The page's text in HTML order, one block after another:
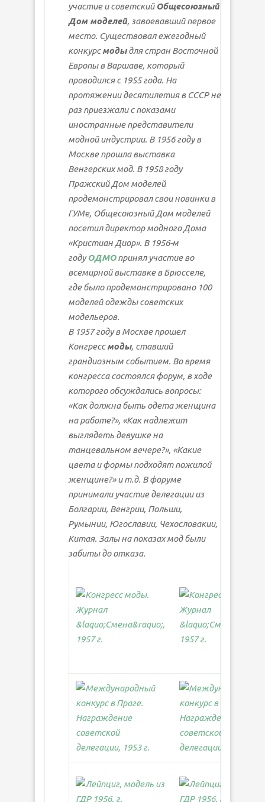
участие и советский Общесоюзный
Дом моделей, завоевавший первое
место. Существовал ежегодный
конкурсмодыдля стран Восточной
Европы в Варшаве, который
проводился с 1955 года. На
протяжении десятилетия в СССР не
раз приезжали с показами
иностранные представители
модной индустрии. В 1956 году в
Москве прошла выставка
Венгерских мод. В 1958 году
Пражский Дом моделей
продемонстрировал свои новинки в
ГУМе, Общесоюзный Дом моделей
посетил директор модного Дома
«Кристиан Диор». В 1956-м
годуОДМОпринял участие во
всемирной выставке в Брюсселе,
где было продемонстрировано 100
моделей одежды советских
модельеров.
В 1957 году в Москве прошел
Конгрессмоды, ставший
грандиозным событием. Во время
конгресса состоялся форум, в ходе
которого обсуждались вопросы:
«Как должна быть одета женщина
на работе?», «Как надлежит
выглядеть девушке на
танцевальном вечере?», «Какие
цвета и формы подходят пожилой
женщине?» и т.д. В форуме
принимали участие делегации из
Болгарии, Венгрии, Польши,
Румынии, Югославии, Чехословакии,
Китая. Залы на показах мод были
забиты до отказа.